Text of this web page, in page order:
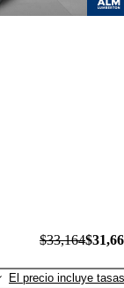
$33,164
El precio incluye tasas